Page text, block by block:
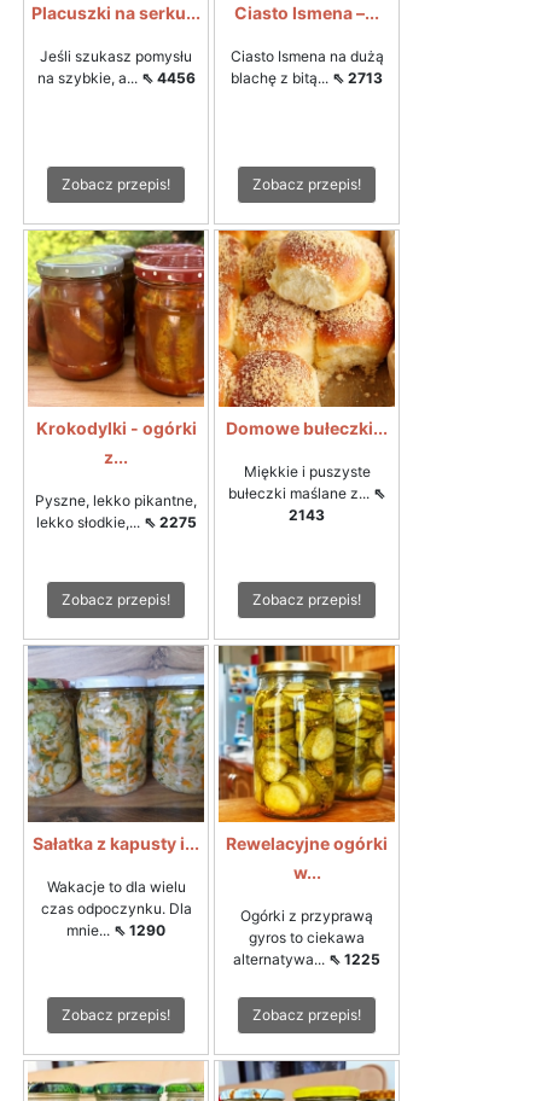
Placuszki na serku...
Jeśli szukasz pomysłu
na szybkie, a... ⇖ 4456
Zobacz przepis!
Ciasto Ismena –...
Ciasto Ismena na dużą
blachę z bitą... ⇖ 2713
Zobacz przepis!
Krokodylki - ogórki
z...
Pyszne, lekko pikantne,
lekko słodkie,... ⇖ 2275
Zobacz przepis!
Domowe bułeczki...
Miękkie i puszyste
bułeczki maślane z... ⇖
2143
Zobacz przepis!
Sałatka z kapusty i...
Wakacje to dla wielu
czas odpoczynku. Dla
mnie... ⇖ 1290
Zobacz przepis!
Rewelacyjne ogórki
w...
Ogórki z przyprawą
gyros to ciekawa
alternatywa... ⇖ 1225
Zobacz przepis!